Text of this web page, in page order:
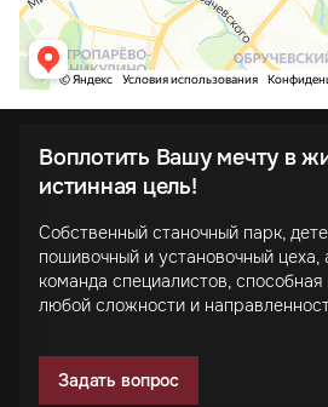
Воплотить Вашу мечту в
истинная цель!
Собственный станочный парк,
пошивочный и установочный цеха,
команда специалистов,
любой сложности и
Задать вопрос